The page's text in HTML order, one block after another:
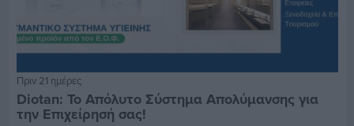
Πριν 21 ημέρες
Diotan: Το Απόλυτο Σύστημα Απολύμανσης για
την Επιχείρησή σας!